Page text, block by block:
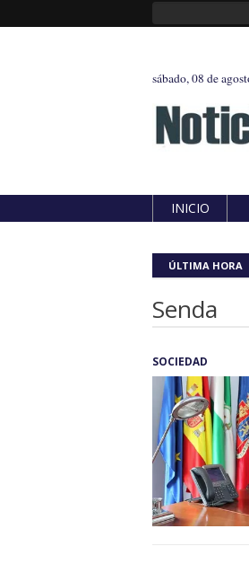
sábado, 08 de
INICIO
ÚLTIMA HORA
Senda
SOCIEDAD